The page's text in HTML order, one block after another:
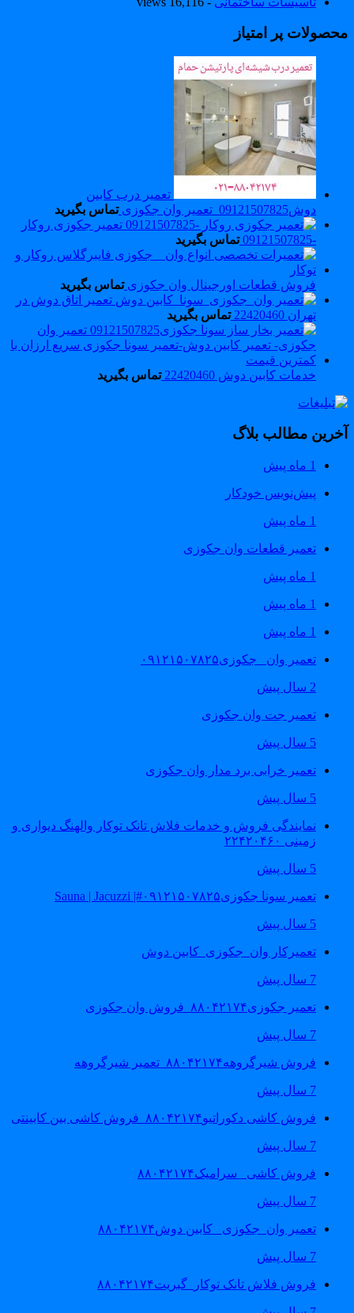
پر امتیاز
تعمیر درب کابین
دوش09121507825_تعمیر وان جکوزی
تماس بگیرید
تعمیر جکوزی روکار
تماس بگیرید
فروش قطعات اورجینال وان جکوزی تماس بگیرید
تعمیر اتاق دوش در
تهران 22420460
تماس بگیرید
خدمات کابین دوش 22420460 تماس بگیرید
مطالب بلاگ
1 ماه پیش
پیش‌نویس خودکار
تعمیر قطعات وان جکوزی
1 ماه پیش
1 ماه پیش
تعمیر وان _جکوزی۰۹۱۲۱۵۰۷۸۲۵
تعمیر جت وان جکوزی
تعمیر خرابی برد مدار وان جکوزی
نمایندگی فروش و خدمات فلاش تانک توکار والهنگ دیواری و
زمینی ۲۲۴۲۰۴۶۰
تعمیر سونا جکوزی۰۹۱۲۱۵۰۷۸۲۵#| Sauna | Jacuzzi
تعمیرکار وان_جکوزی_کابین دوش
تعمیر جکوزی۸۸۰۴۲۱۷۴_فروش وان جکوزی
فروش شیرگروهه۸۸۰۴۲۱۷۴_تعمیر شیرگروهه
فروش کاشی دکوراتیو۸۸۰۴۲۱۷۴_فروش کاشی بین کابینتی
فروش کاشی _سرامیک۸۸۰۴۲۱۷۴
تعمیر وان_جکوزی_ کابین دوش۸۸۰۴۲۱۷۴
فروش فلاش تانک توکار_گبریت۸۸۰۴۲۱۷۴